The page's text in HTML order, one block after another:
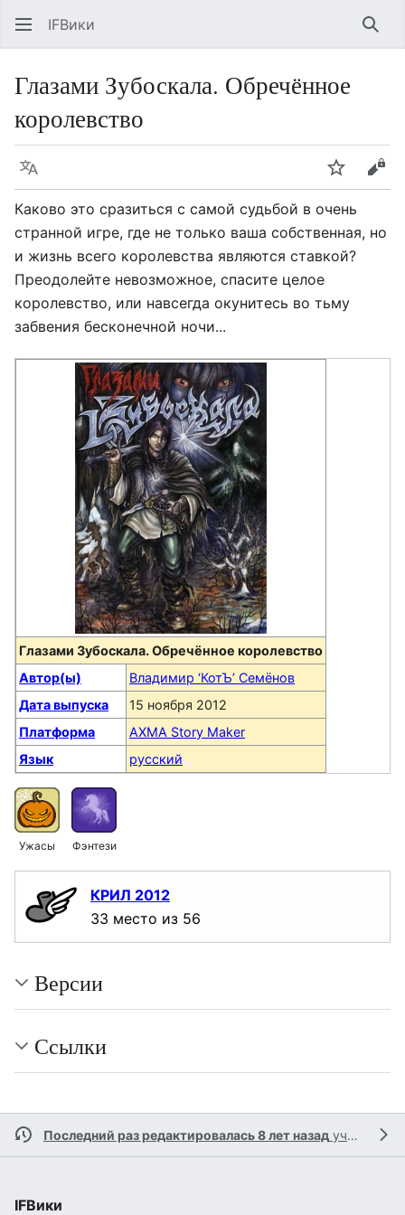
IFВики
Глазами Зубоскала. Обречённое
королевство
Язык Следить
Каково это сразиться с самой судьбой в очень
странной игре, где не только ваша собственная, но
и жизнь всего королевства являются ставкой?
Преодолейте невозможное, спасите целое
королевство, или навсегда окунитесь во тьму
забвения бесконечной ночи...
Глазами Зубоскала. Обречённое королевство
Автор(ы)
Владимир ‘КотЪ’ Семёнов
Дата выпуска
15 ноября 2012
Платформа
AXMA Story Maker
Язык
русский
Ужасы Фэнтези
КРИЛ 2012
33 место из 56
Версии
Ссылки
Последний раз редактировалась 8 лет назад участником
IFВики